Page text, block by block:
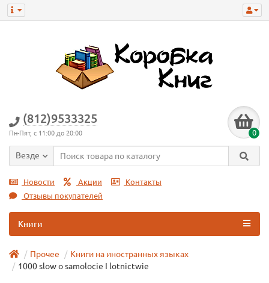
(812)9533325
Пн-Пят, с 11:00 до 20:00 0
Везде
Новости Акции
Контакты
Отзывы покупателей
Книги
Прочее
Книги на иностранных языках
1000 slow o samolocie I lotnictwie